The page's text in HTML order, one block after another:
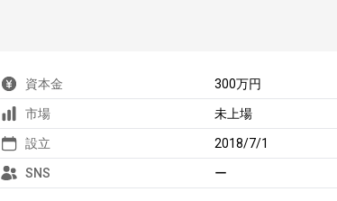
資本金 300万円
市場 未上場
設立 2018/7/1
SNS ー